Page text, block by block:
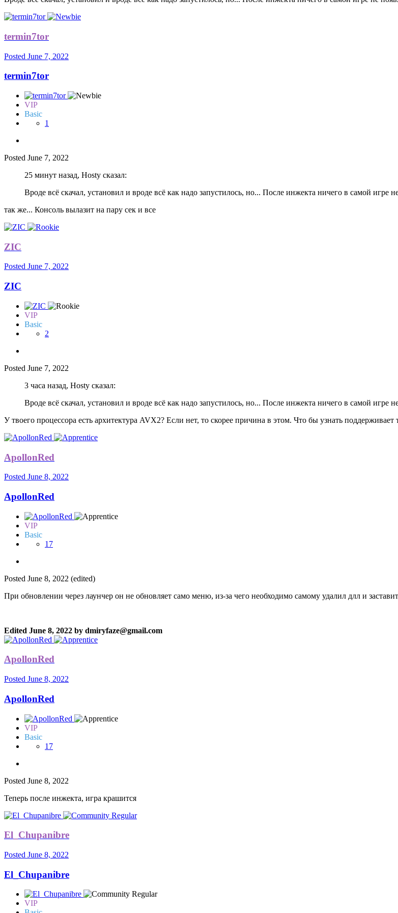
termin7tor
Posted June 7, 2022
termin7tor
VIP
Basic
1
Posted June 7, 2022
25 минут назад, Hosty сказал:
Вроде всё скачал, установил и вроде всё как надо запустилось, но... После инжекта ничего в самой игре
так же... Консоль вылазит на пару сек и все
ZIC
Posted June 7, 2022
ZIC
VIP
Basic
2
Posted June 7, 2022
3 часа назад, Hosty сказал:
Вроде всё скачал, установил и вроде всё как надо запустилось, но... После инжекта ничего в самой игре
У твоего процессора есть архитектура AVX2? Если нет, то скорее причина в этом. Что бы узнать
ApollonRed
Posted June 8, 2022
ApollonRed
VIP
Basic
17
Posted June 8, 2022 (edited)
При обновлении через лаунчер он не обновляет само меню, из-за чего необходимо самому удалил длл и
Edited June 8, 2022 by dmiryfaze@gmail.com
ApollonRed
Posted June 8, 2022
ApollonRed
VIP
Basic
17
Posted June 8, 2022
Теперь после инжекта, игра крашится
El_Chupanibre
Posted June 8, 2022
El_Chupanibre
VIP